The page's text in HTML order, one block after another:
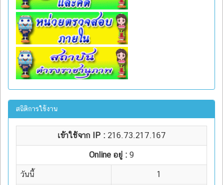
สถิติการใช้งาน
เข้าใช้จาก IP : 216.73.217.167
Online อยู่ : 9
วันนี้ 1